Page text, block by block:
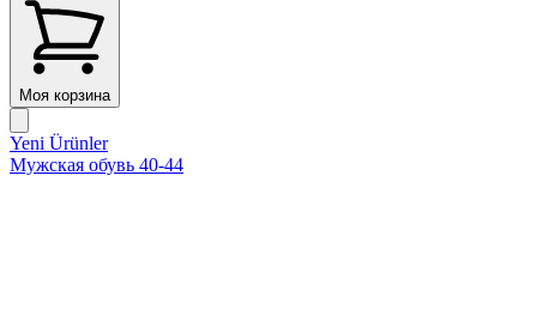
Моя корзина
Yeni Ürünler
Мужская обувь 40-44